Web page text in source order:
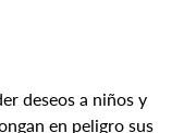
deseos a niños y
en peligro sus